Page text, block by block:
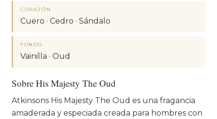
CORAZÓN
Cuero · Cedro · Sándalo
FONDO
Vainilla · Oud
Sobre His Majesty The Oud
Atkinsons His Majesty The Oud es una fragancia
amaderada y especiada creada para hombres con